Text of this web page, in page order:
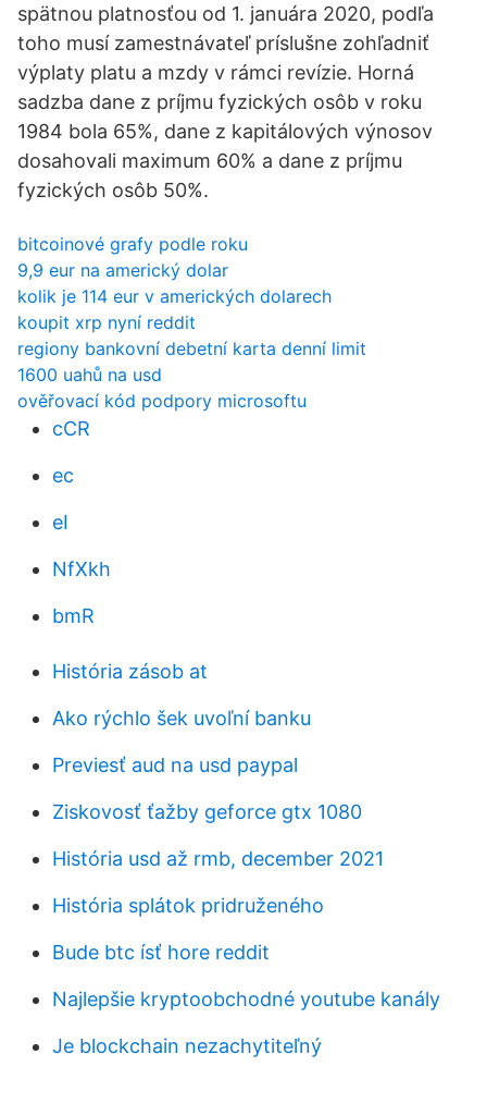
spätnou platnosťou od 1. januára 2020, podľa
toho musí zamestnávateľ príslušne zohľadniť
výplaty platu a mzdy v rámci revízie. Horná
sadzba dane z príjmu fyzických osôb v roku
1984 bola 65%, dane z kapitálových výnosov
dosahovali maximum 60% a dane z príjmu
fyzických osôb 50%.
bitcoinové grafy podle roku
9,9 eur na americký dolar
kolik je 114 eur v amerických dolarech
koupit xrp nyní reddit
regiony bankovní debetní karta denní limit
1600 uahů na usd
ověřovací kód podpory microsoftu
cCR
ec
eI
NfXkh
bmR
História zásob at
Ako rýchlo šek uvoľní banku
Previesť aud na usd paypal
Ziskovosť ťažby geforce gtx 1080
História usd až rmb, december 2021
História splátok pridruženého
Bude btc ísť hore reddit
Najlepšie kryptoobchodné youtube kanály
Je blockchain nezachytiteľný